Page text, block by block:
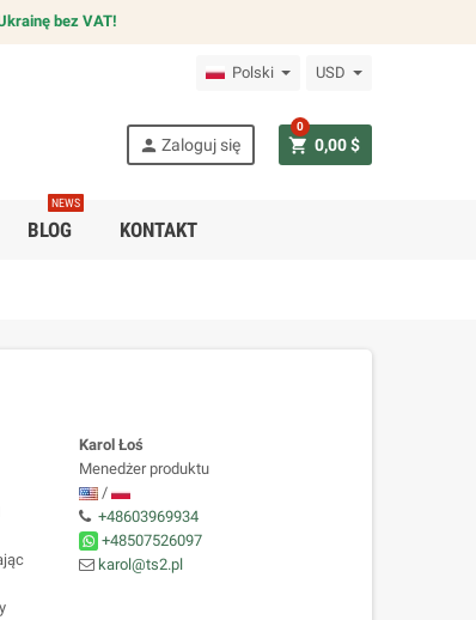
bez VAT!
Polski USD
person Zaloguj się shopping_cart 0,00 $
0
BLOG
NEWS
KONTAKT
Karol Łoś
Menedżer produktu
/
+48603969934
+48507526097
karol@ts2.pl